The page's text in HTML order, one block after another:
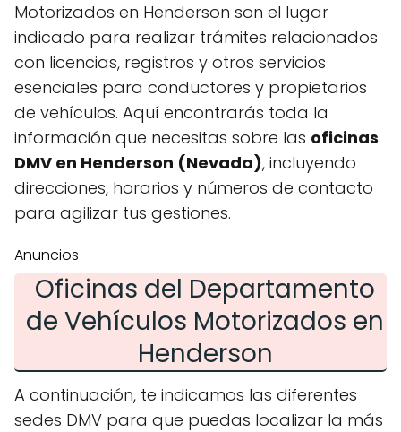
Motorizados en Henderson son el lugar
indicado para realizar trámites relacionados
con licencias, registros y otros servicios
esenciales para conductores y propietarios
de vehículos. Aquí encontrarás toda la
información que necesitas sobre las oficinas
DMV en Henderson (Nevada), incluyendo
direcciones, horarios y números de contacto
para agilizar tus gestiones.
Anuncios
Oficinas del Departamento
de Vehículos Motorizados en
Henderson
A continuación, te indicamos las diferentes
sedes DMV para que puedas localizar la más